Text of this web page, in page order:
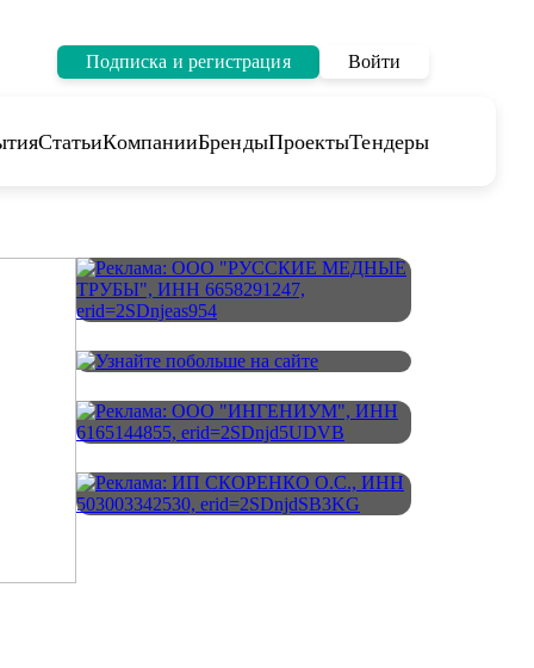
Подписка и регистрация Войти
СтатьиКомпанииБрендыПроектыТендеры